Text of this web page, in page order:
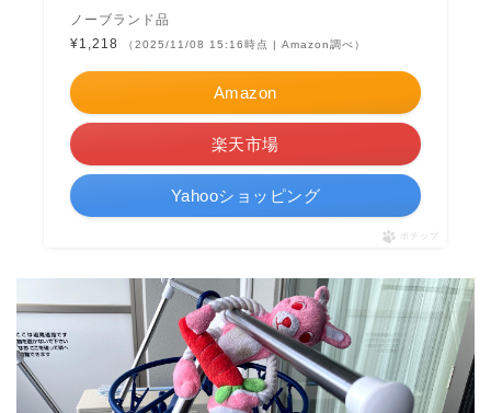
ノーブランド品
¥1,218
（2025/11/08 15:16時点 | Amazon調べ）
Amazon
楽天市場
Yahooショッピング
ポチップ